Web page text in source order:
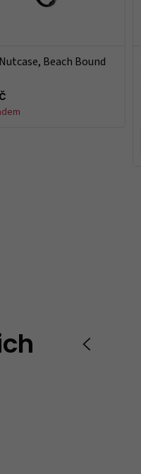
Beach Bound